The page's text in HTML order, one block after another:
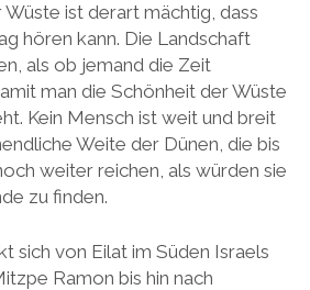
ist derart mächtig, dass
hören kann. Die Landschaft
als ob jemand die Zeit
man die Schönheit der Wüste
Kein Mensch ist weit und breit
Weite der Dünen, die bis
weiter reichen, als würden sie
zu finden.
sich von Eilat im Süden Israels
Ramon bis hin nach